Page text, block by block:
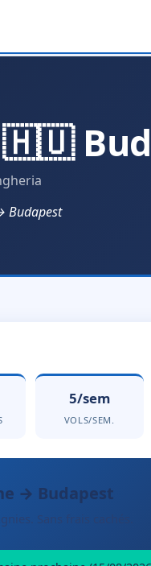
🇭🇺
Budapest
5/sem
VOLS/SEM.
→ Budapest
Sans frais cachés.